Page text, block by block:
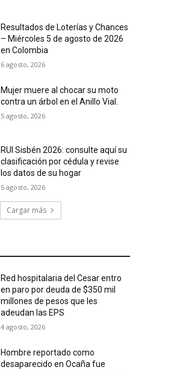
Resultados de Loterías y Chances
– Miércoles 5 de agosto de 2026
en Colombia
6 agosto, 2026
Mujer muere al chocar su moto
contra un árbol en el Anillo Vial.
5 agosto, 2026
RUI Sisbén 2026: consulte aquí su
clasificación por cédula y revise
los datos de su hogar
5 agosto, 2026
Cargar más
Red hospitalaria del Cesar entro
en paro por deuda de $350 mil
millones de pesos que les
adeudan las EPS
4 agosto, 2026
Hombre reportado como
desaparecido en Ocaña fue